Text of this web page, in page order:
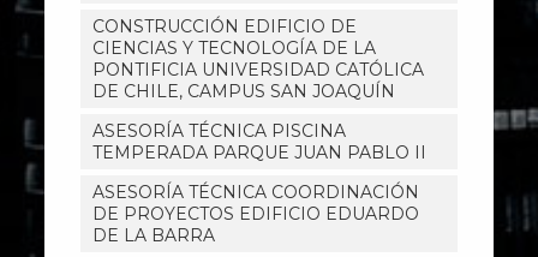
CONSTRUCCIÓN EDIFICIO DE
CIENCIAS Y TECNOLOGÍA DE LA
PONTIFICIA UNIVERSIDAD CATÓLICA
DE CHILE, CAMPUS SAN JOAQUÍN
ASESORÍA TÉCNICA PISCINA
TEMPERADA PARQUE JUAN PABLO II
ASESORÍA TÉCNICA COORDINACIÓN
DE PROYECTOS EDIFICIO EDUARDO
DE LA BARRA